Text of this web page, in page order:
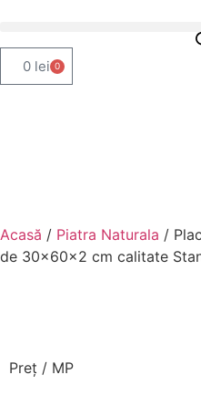
0 lei 0
Acasă / Piatra Naturala /
de 30x60x2 cm calitate
Preț / MP